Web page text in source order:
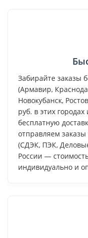
Забирайте заказы
(Армавир,
Новокубанск,
руб. в этих
бесплатную
отправляем
(СДЭК, ПЭК,
России —
индивидуально и